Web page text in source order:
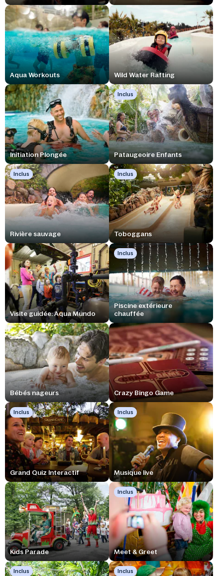
Aqua Workouts Wild Water Rafting
Initiation Plongée
Inclus
Pataugeoire Enfants
Inclus
Rivière sauvage
Inclus
Toboggans
Visite guidée: Aqua Mundo
Inclus
Piscine extérieure
chauffée
Bébés nageurs Crazy Bingo Game
Inclus
Grand Quiz Interactif
Inclus
Musique live
Kids Parade
Inclus
Meet & Greet
Inclus Inclus